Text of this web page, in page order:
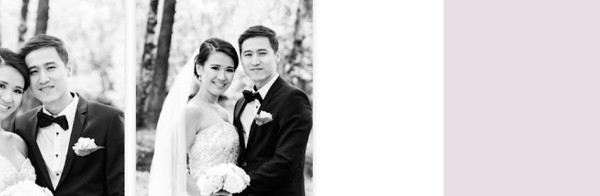
kl.14th July 2022 avYlva Wikland, Minnesbild
Etiketter: Bröllopsfoto
Lägg till en kommentar